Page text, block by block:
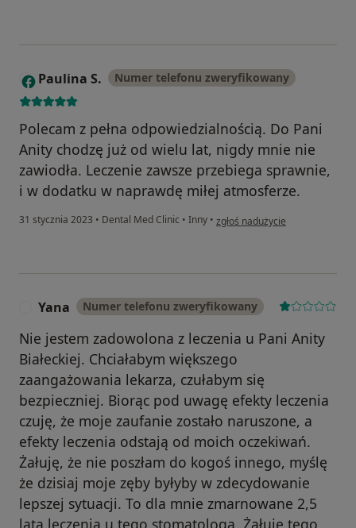
P Paulina S. Numer telefonu zweryfikowany
Polecam z pełna odpowiedzialnością. Do Pani
Anity chodzę już od wielu lat, nigdy mnie nie
zawiodła. Leczenie zawsze przebiega sprawnie,
i w dodatku w naprawdę miłej atmosferze.
31 stycznia 2023 • Dental Med Clinic • Inny • w opinii użytkownika Paulina S.
zgłoś nadużycie
Yana Numer telefonu zweryfikowany
Nie jestem zadowolona z leczenia u Pani Anity
Białeckiej. Chciałabym większego
zaangażowania lekarza, czułabym się
bezpieczniej. Biorąc pod uwagę efekty leczenia
czuję, że moje zaufanie zostało naruszone, a
efekty leczenia odstają od moich oczekiwań.
Żałuję, że nie poszłam do kogoś innego, myślę
że dzisiaj moje zęby byłyby w zdecydowanie
lepszej sytuacji. To dla mnie zmarnowane 2,5
lata leczenia u tego stomatologa. Żałuję tego